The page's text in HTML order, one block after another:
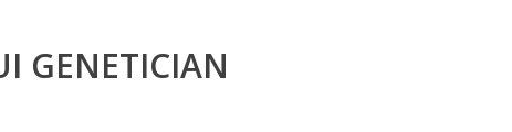
GENETICIAN